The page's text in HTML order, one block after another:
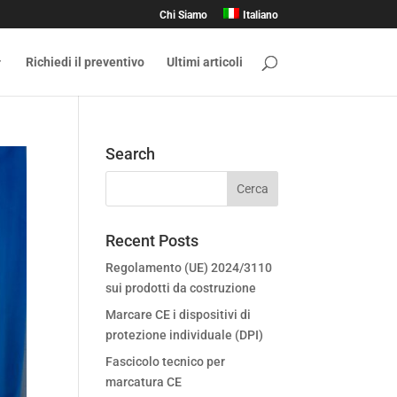
Chi Siamo Italiano
Richiedi il preventivo Ultimi articoli
Search
Recent Posts
Regolamento (UE) 2024/3110
sui prodotti da costruzione
Marcare CE i dispositivi di
protezione individuale (DPI)
Fascicolo tecnico per
marcatura CE